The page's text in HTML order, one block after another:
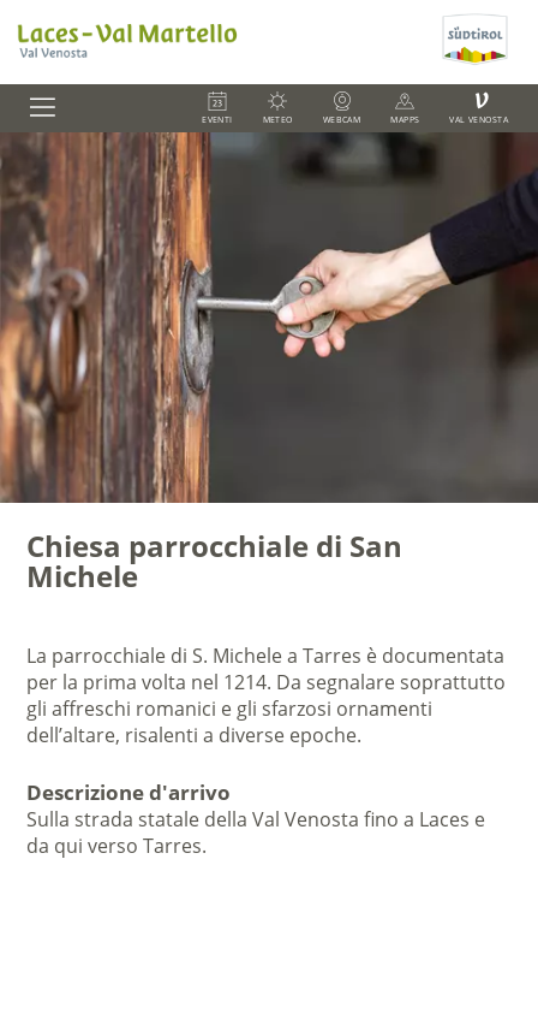
EVENTI METEO WEBCAM MAPPS
V
VAL VENOSTA
Chiesa parrocchiale di San
Michele
La parrocchiale di S. Michele a Tarres è documentata
per la prima volta nel 1214. Da segnalare soprattutto
gli affreschi romanici e gli sfarzosi ornamenti
dell’altare, risalenti a diverse epoche.
Descrizione d'arrivo
Sulla strada statale della Val Venosta fino a Laces e
da qui verso Tarres.